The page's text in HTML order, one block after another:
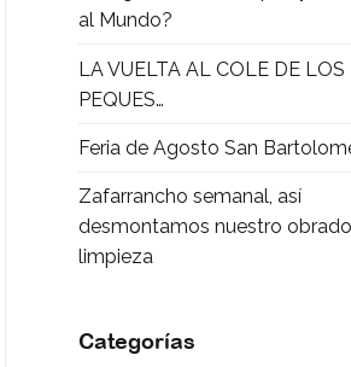
al Mundo?
LA VUELTA AL COLE DE LOS
PEQUES…
Feria de Agosto San
Zafarrancho semanal, así
desmontamos nuestro
limpieza
Categorías